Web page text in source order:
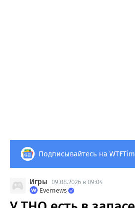
Подписывайтесь на
Игры 09.08.2026 в 09:04
Evernews